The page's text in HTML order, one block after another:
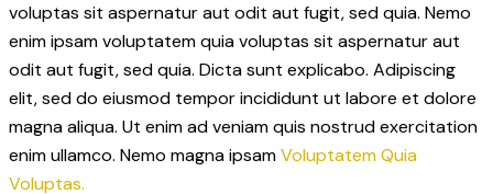
voluptas sit aspernatur aut odit aut fugit, sed quia. Nemo
enim ipsam voluptatem quia voluptas sit aspernatur aut
odit aut fugit, sed quia. Dicta sunt explicabo. Adipiscing
elit, sed do eiusmod tempor incididunt ut labore et dolore
magna aliqua. Ut enim ad veniam quis nostrud exercitation
enim ullamco. Nemo magna ipsamVoluptatem Quia
Voluptas.